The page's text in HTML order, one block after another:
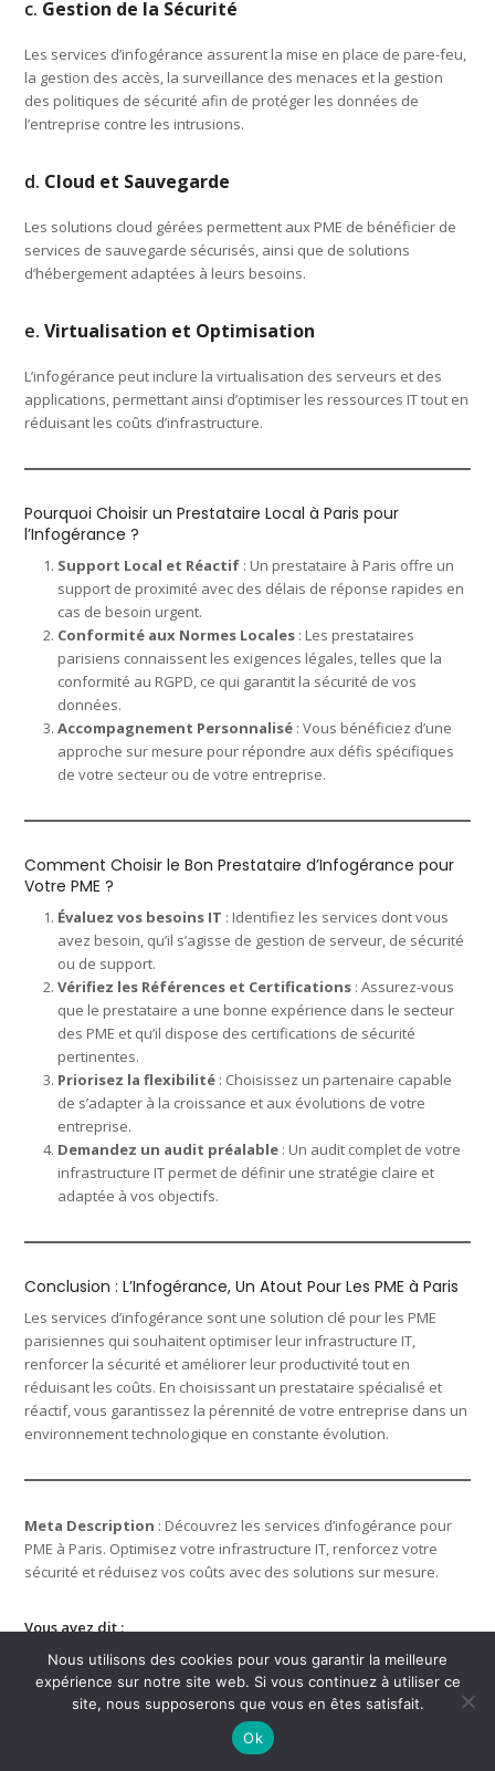
c. Gestion de la Sécurité
Les services d’infogérance assurent la mise en place de pare-feu,
la gestion des accès, la surveillance des menaces et la gestion
des politiques de sécurité afin de protéger les données de
l’entreprise contre les intrusions.
d. Cloud et Sauvegarde
Les solutions cloud gérées permettent aux PME de bénéficier de
services de sauvegarde sécurisés, ainsi que de solutions
d’hébergement adaptées à leurs besoins.
e.Virtualisation et Optimisation
L’infogérance peut inclure la virtualisation des serveurs et des
applications, permettant ainsi d’optimiser les ressources IT tout en
réduisant les coûts d’infrastructure.
Pourquoi Choisir un Prestataire Local à Paris pour
l’Infogérance ?
Support Local et Réactif : Un prestataire à Paris offre un
support de proximité avec des délais de réponse rapides en
cas de besoin urgent.
Conformité aux Normes Locales : Les prestataires
parisiens connaissent les exigences légales, telles que la
conformité au RGPD, ce qui garantit la sécurité de vos
données.
Accompagnement Personnalisé : Vous bénéficiez d’une
approche sur mesure pour répondre aux défis spécifiques
de votre secteur ou de votre entreprise.
Comment Choisir le Bon Prestataire d’Infogérance pour
Votre PME ?
Évaluez vos besoins IT : Identifiez les services dont vous
avez besoin, qu’il s’agisse de gestion de serveur, de sécurité
ou de support.
Vérifiez les Références et Certifications : Assurez-vous
que le prestataire a une bonne expérience dans le secteur
des PME et qu’il dispose des certifications de sécurité
pertinentes.
Priorisez la flexibilité : Choisissez un partenaire capable
de s’adapter à la croissance et aux évolutions de votre
entreprise.
Demandez un audit préalable : Un audit complet de votre
infrastructure IT permet de définir une stratégie claire et
adaptée à vos objectifs.
Conclusion : L’Infogérance, Un Atout Pour Les PME à Paris
Les services d’infogérance sont une solution clé pour les PME
parisiennes qui souhaitent optimiser leur infrastructure IT,
renforcer la sécurité et améliorer leur productivité tout en
réduisant les coûts. En choisissant un prestataire spécialisé et
réactif, vous garantissez la pérennité de votre entreprise dans un
environnement technologique en constante évolution.
Meta Description : Découvrez les services d’infogérance pour
PME à Paris. Optimisez votre infrastructure IT, renforcez votre
sécurité et réduisez vos coûts avec des solutions sur mesure.
Vous avez dit :
contenu seo sur : Choisir les composants informatiques adaptés à
vos besoins
Nous utilisons des cookies pour vous garantir la meilleure
expérience sur notre site web. Si vous continuez à utiliser ce
site, nous supposerons que vous en êtes satisfait.
Ok